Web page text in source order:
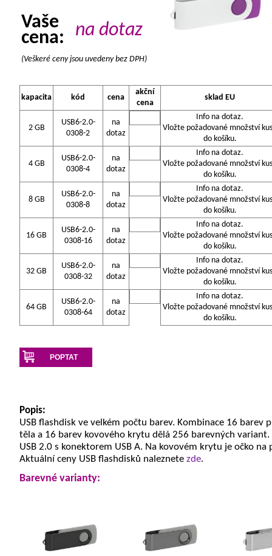
Vaše
cena:
na dotaz
(Veškeré ceny jsou uvedeny bez DPH)
kapacita kód cena
akční
cena
sklad EU
2 GB
USB6-2.0-
0308-2
na
dotaz
Info na dotaz.
Vložte požadované množství
do košíku.
4 GB
USB6-2.0-
0308-4
na
dotaz
Info na dotaz.
Vložte požadované množství
do košíku.
8 GB
USB6-2.0-
0308-8
na
dotaz
Info na dotaz.
Vložte požadované množství
do košíku.
16 GB
USB6-2.0-
0308-16
na
dotaz
Info na dotaz.
Vložte požadované množství
do košíku.
32 GB
USB6-2.0-
0308-32
na
dotaz
Info na dotaz.
Vložte požadované množství
do košíku.
64 GB
USB6-2.0-
0308-64
na
dotaz
Info na dotaz.
Vložte požadované množství
do košíku.
POPTAT
Popis:
USB flashdisk ve velkém počtu barev. Kombinace 16 barev
těla a 16 barev kovového krytu dělá 256 barevných variant.
USB 2.0 s konektorem USB A. Na kovovém krytu je očko na
Aktuální ceny USB flashdisků naleznete zde.
Barevné varianty: